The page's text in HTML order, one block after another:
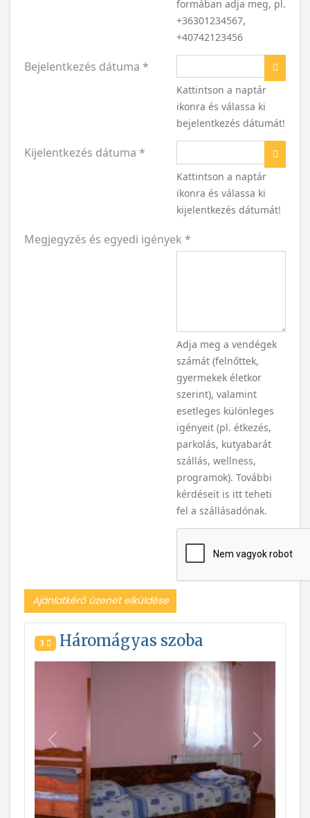
formában adja meg, pl.
+36301234567,
+40742123456
Bejelentkezés dátuma *
Kattintson a naptár
ikonra és válassa ki
bejelentkezés dátumát!
Kijelentkezés dátuma *
Kattintson a naptár
ikonra és válassa ki
kijelentkezés dátumát!
Megjegyzés és egyedi igények *
Adja meg a vendégek
számát (felnőttek,
gyermekek életkor
szerint), valamint
esetleges különleges
igényeit (pl. étkezés,
parkolás, kutyabarát
szállás, wellness,
programok). További
kérdéseit is itt teheti
fel a szállásadónak.
Ajánlatkérő üzenet elküldése
3 Háromágyas szoba
Vissza